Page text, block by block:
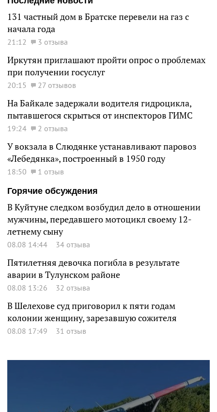
131 частный дом в Братске перевели на газ с
начала года
21:12 3 отзыва
Иркутян приглашают пройти опрос о проблемах
при получении госуслуг
20:15 27 отзывов
На Байкале задержали водителя гидроцикла,
пытавшегося скрыться от инспекторов ГИМС
19:24 2 отзыва
У вокзала в Слюдянке устанавливают паровоз
«Лебедянка», построенный в 1950 году
18:50
1 отзыв
Горячие обсуждения
В Куйтуне следком возбудил дело в отношении
мужчины, передавшего мотоцикл своему 12-
летнему сыну
08.08 14:44 34 отзыва
Пятилетняя девочка погибла в результате
аварии в Тулунском районе
08.08 13:26 32 отзыва
В Шелехове суд приговорил к пяти годам
колонии женщину, зарезавшую сожителя
08.08 17:49 31 отзыв